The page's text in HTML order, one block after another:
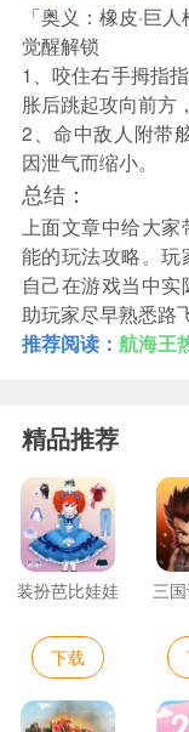
「奥义：橡皮·巨
觉醒解锁
1、咬住右手拇指
胀后跳起攻向前方，
2、命中敌人附带
因泄气而缩小。
总结：
上面文章中给大
能的玩法攻略。
自己在游戏当中
助玩家尽早熟悉路
推荐阅读： 航海王
精品推荐
装扮芭比娃娃
下载
三